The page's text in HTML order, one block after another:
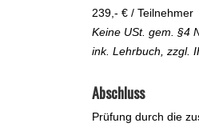
239,- € / Teilnehmer
Keine USt. gem. §4
ink. Lehrbuch, zzgl.
Abschluss
Prüfung durch die